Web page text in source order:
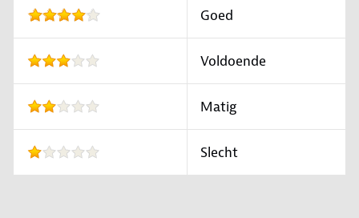
Goed
Voldoende
Matig
Slecht